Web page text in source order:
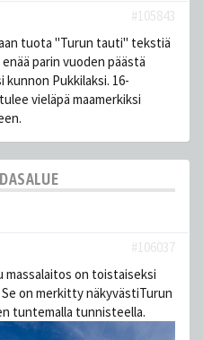
#105843
tuota "Turun tauti" tekstiä
parin vuoden päästä
Pukkilaksi. 16-
vieläpä maamerkiksi
#106037
on toistaiseksi
on merkitty näkyvästiTurun
tuntemalla tunnisteella.